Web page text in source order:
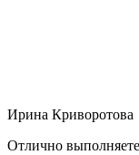
Ирина Криворотова
Отлично